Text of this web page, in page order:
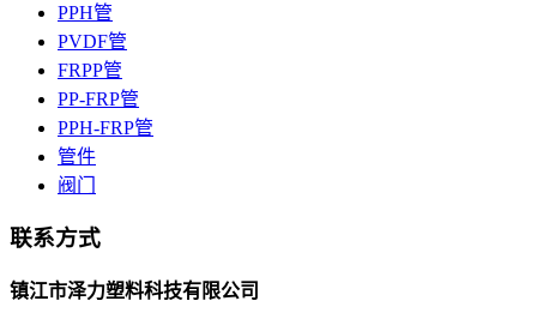
PPH管
PVDF管
FRPP管
PP-FRP管
PPH-FRP管
管件
阀门
联系方式
镇江市泽力塑料科技有限公司